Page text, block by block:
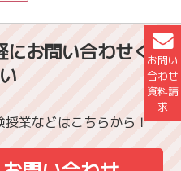
お問い
合わせ
資料請
求
にお問い合わせくだ
業などはこちらから！